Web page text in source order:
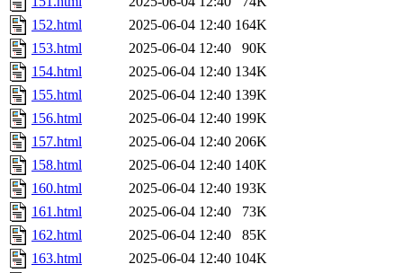
152.html
2025-06-04 12:40 164K
153.html
2025-06-04 12:40
90K
154.html
2025-06-04 12:40 134K
155.html
2025-06-04 12:40 139K
156.html
2025-06-04 12:40 199K
157.html
2025-06-04 12:40 206K
158.html
2025-06-04 12:40 140K
160.html
2025-06-04 12:40 193K
161.html
2025-06-04 12:40
73K
162.html
2025-06-04 12:40
85K
163.html
2025-06-04 12:40 104K